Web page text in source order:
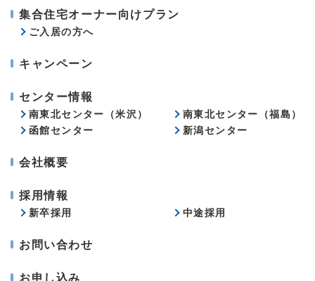
集合住宅オーナー向けプラン
ご入居の方へ
キャンペーン
センター情報
南東北センター（米沢）
南東北センター（福島）
函館センター
新潟センター
会社概要
採用情報
新卒採用 中途採用
お問い合わせ
お申し込み